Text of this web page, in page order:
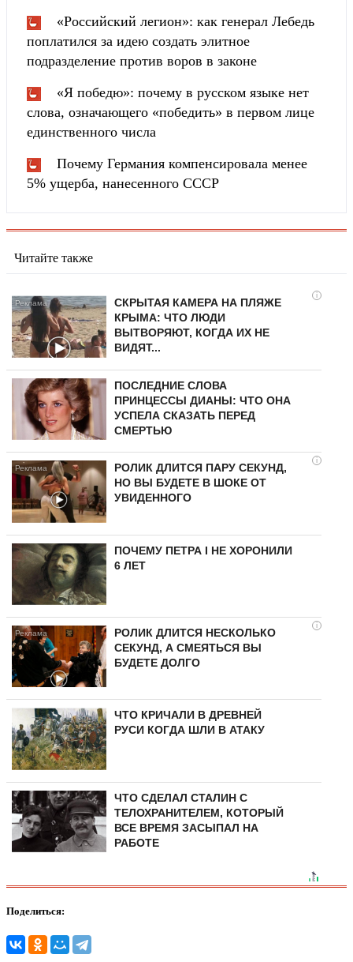
«Российский легион»: как генерал Лебедь
поплатился за идею создать элитное
подразделение против воров в законе
«Я победю»: почему в русском языке нет
слова, означающего «победить» в первом лице
единственного числа
Почему Германия компенсировала менее
5% ущерба, нанесенного СССР
Читайте также
i
СКРЫТАЯ КАМЕРА НА ПЛЯЖЕ
КРЫМА: ЧТО ЛЮДИ
ВЫТВОРЯЮТ, КОГДА ИХ НЕ
ВИДЯТ...
ПОСЛЕДНИЕ СЛОВА
ПРИНЦЕССЫ ДИАНЫ: ЧТО ОНА
УСПЕЛА СКАЗАТЬ ПЕРЕД
СМЕРТЬЮ
i
РОЛИК ДЛИТСЯ ПАРУ СЕКУНД,
НО ВЫ БУДЕТЕ В ШОКЕ ОТ
УВИДЕННОГО
ПОЧЕМУ ПЕТРА I НЕ ХОРОНИЛИ
6 ЛЕТ
i
РОЛИК ДЛИТСЯ НЕСКОЛЬКО
СЕКУНД, А СМЕЯТЬСЯ ВЫ
БУДЕТЕ ДОЛГО
ЧТО КРИЧАЛИ В ДРЕВНЕЙ
РУСИ КОГДА ШЛИ В АТАКУ
ЧТО СДЕЛАЛ СТАЛИН С
ТЕЛОХРАНИТЕЛЕМ, КОТОРЫЙ
ВСЕ ВРЕМЯ ЗАСЫПАЛ НА
РАБОТЕ
Поделиться: